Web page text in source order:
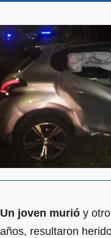
Un joven murió y
años, resultaron